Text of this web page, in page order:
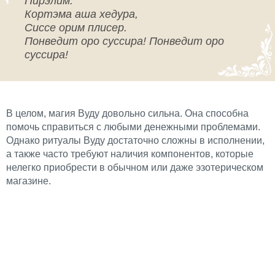
Кортэма аша хедура,
Сиссе орим плисер.
Понведит оро суссира! Понведит оро
суссира!
В целом, магия Вуду довольно сильна. Она способна
помочь справиться с любыми денежными проблемами.
Однако ритуалы Вуду достаточно сложны в исполнении,
а также часто требуют наличия компонентов, которые
нелегко приобрести в обычном или даже эзотерическом
магазине.